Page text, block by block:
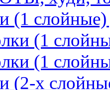
(1
(1
(1
(2-х